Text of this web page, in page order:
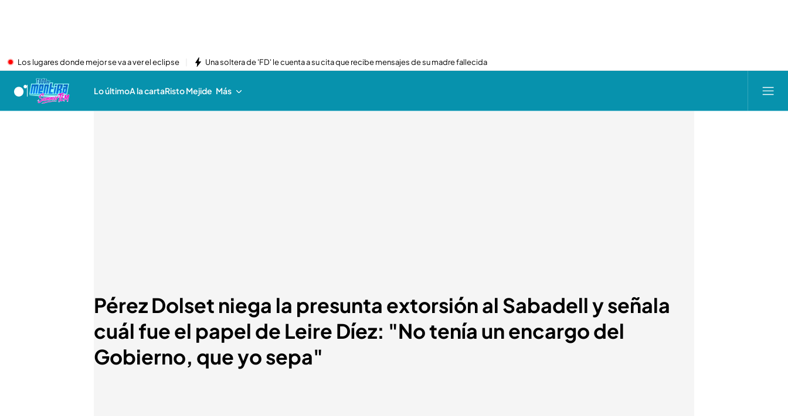
Los lugares donde mejor se va a ver el eclipse Una soltera de 'FD' le cuenta a su cita que recibe mensajes de su madre fallecida
Lo últimoA la cartaRisto Mejide Más
Pérez Dolset niega la presunta extorsión al Sabadell y señala
cuál fue el papel de Leire Díez: "No tenía un encargo del
Gobierno, que yo sepa"